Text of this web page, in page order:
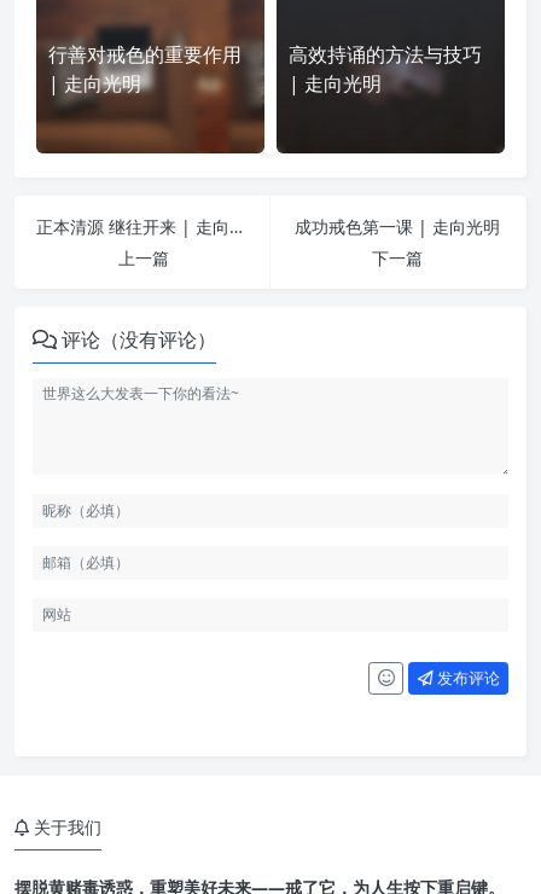
行善对戒色的重要作用
| 走向光明
高效持诵的方法与技巧
| 走向光明
正本清源 继往开来 | 走向光明
上一篇
成功戒色第一课 | 走向光明
下一篇
评论（没有评论）
发布评论
关于我们
摆脱黄赌毒诱惑，重塑美好未来——戒了它，为人生按下重启键。